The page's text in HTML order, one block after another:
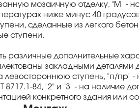
мозаичную отделку, "М" -
ниже минус 40
сделанные из легкого
ступени.
различные дополнительные
закладными
ступень, "п/пр" -
84, "2" и "3" - на наличие
конкретного здания или